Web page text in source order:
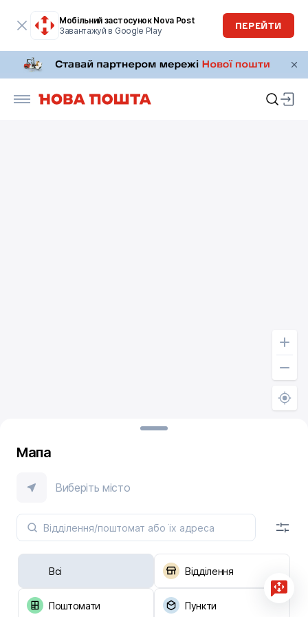
Мобільний застосунок Nova Post
Завантажуй в Google Play
ПЕРЕЙТИ
Мапа
Виберіть місто
Всі Відділення
Поштомати Пункти